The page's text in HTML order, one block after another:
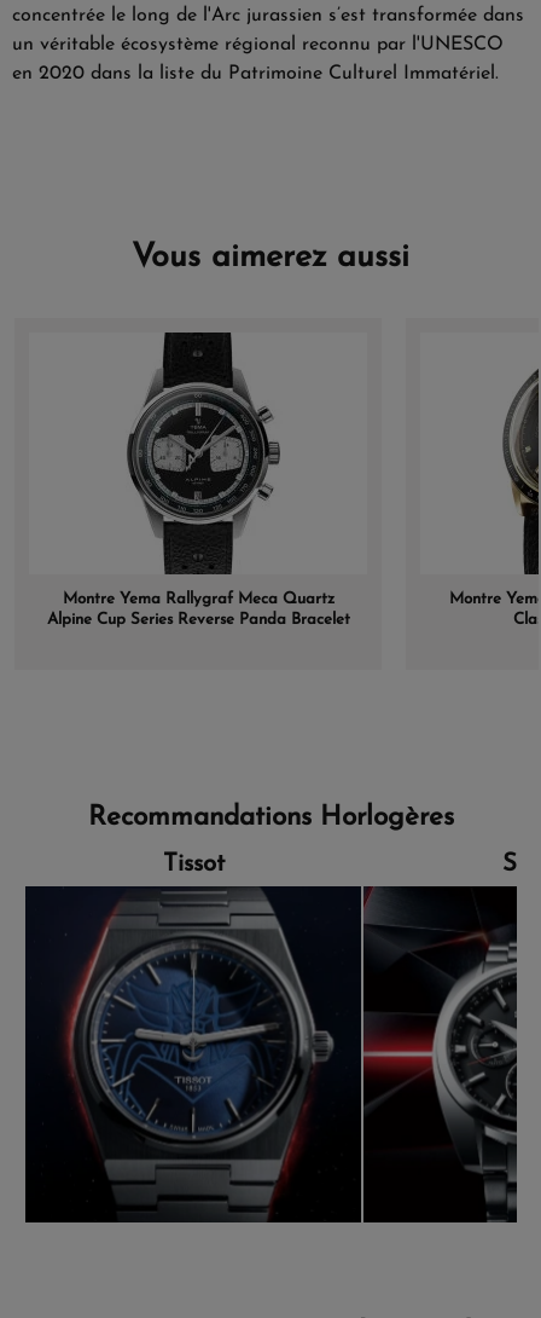
concentrée le long de l'Arc jurassien s’est transformée dans
un véritable écosystème régional reconnu par l'UNESCO
en 2020 dans la liste du Patrimoine Culturel Immatériel.
Vous aimerez aussi
Montre Yema Rallygraf Meca Quartz
Alpine Cup Series Reverse Panda Bracelet
Montre
Recommandations Horlogères
Tissot